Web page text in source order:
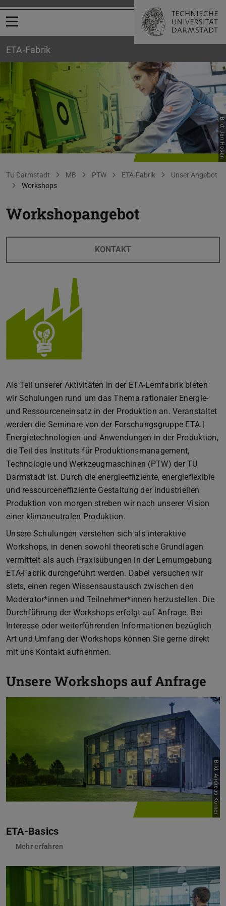
Menü öffnen
ETA-Fabrik
Bild: Jan Hosan
Sie befinden sich hier:
TU Darmstadt MB PTW ETA-Fabrik
Unser Angebot
Workshops
Workshopangebot
KONTAKT
Als Teil unserer Aktivitäten in der ETA-Lernfabrik bieten
wir Schulungen rund um das Thema rationaler Energie-
und Ressourceneinsatz in der Produktion an. Veranstaltet
werden die Seminare von der Forschungsgruppe ETA |
Energietechnologien und Anwendungen in der Produktion,
die Teil des Instituts für Produktionsmanagement,
Technologie und Werkzeugmaschinen (PTW) der TU
Darmstadt ist. Durch die energieeffiziente, energieflexible
und ressourceneffiziente Gestaltung der industriellen
Produktion von morgen streben wir nach unserer Vision
einer klimaneutralen Produktion.
Unsere Schulungen verstehen sich als interaktive
Workshops, in denen sowohl theoretische Grundlagen
vermittelt als auch Praxisübungen in der Lernumgebung
ETA-Fabrik durchgeführt werden. Dabei versuchen wir
stets, einen regen Wissensaustausch zwischen den
Moderator*innen und Teilnehmer*innen herzustellen. Die
Durchführung der Workshops erfolgt auf Anfrage. Bei
Interesse oder weiterführenden Informationen bezüglich
Art und Umfang der Workshops können Sie gerne direkt
mit uns Kontakt aufnehmen.
Unsere Workshops auf Anfrage
Bild: Andreas Körner
ETA-Basics
Mehr erfahren